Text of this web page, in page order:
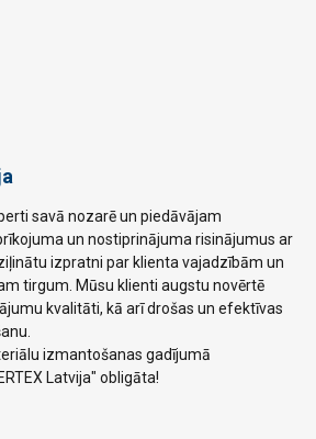
savā nozarē un piedāvājam
un nostiprinājuma risinājumus ar
izpratni par klienta vajadzībām un
tirgum. Mūsu klienti augstu novērtē
kvalitāti, kā arī drošas un efektīvas
izmantošanas gadījumā
Latvija" obligāta!